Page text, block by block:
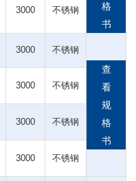
格
书
3000 不锈钢
3000 不锈钢
查
看
规
格
书
3000 不锈钢
3000 不锈钢
3000 不锈钢